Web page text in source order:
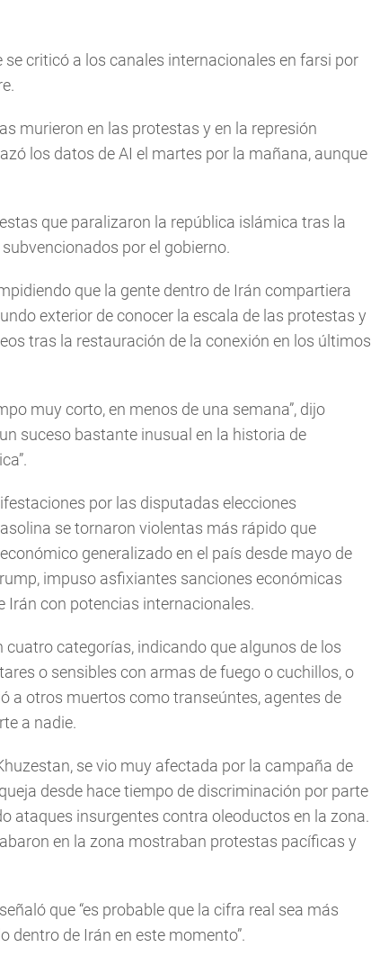
criticó a los canales internacionales en farsi por
murieron en las protestas y en la represión
los datos de AI el martes por la mañana, aunque
que paralizaron la república islámica tras la
por el gobierno.
que la gente dentro de Irán compartiera
exterior de conocer la escala de las protestas y
tras la restauración de la conexión en los últimos
muy corto, en menos de una semana”, dijo
suceso bastante inusual en la historia de
por las disputadas elecciones
se tornaron violentas más rápido que
generalizado en el país desde mayo de
impuso asfixiantes sanciones económicas
Irán con potencias internacionales.
categorías, indicando que algunos de los
o sensibles con armas de fuego o cuchillos, o
a otros muertos como transeúntes, agentes de
a nadie.
se vio muy afectada por la campaña de
desde hace tiempo de discriminación por parte
ataques insurgentes contra oleoductos en la zona.
en la zona mostraban protestas pacíficas y
que “es probable que la cifra real sea más
dentro de Irán en este momento”.